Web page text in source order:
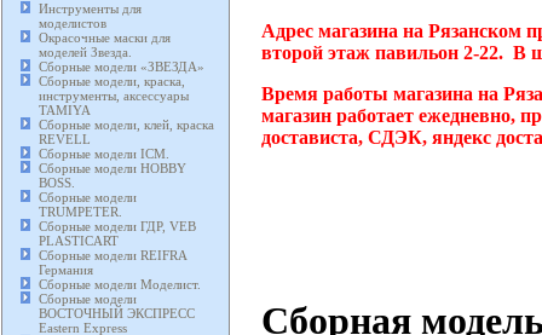
Инструменты для
моделистов
Окрасочные маски для
моделей Звезда.
Сборные модели «ЗВЕЗДА»
Сборные модели, краска,
инструменты, аксессуары
TAMIYA
Сборные модели, клей, краска
REVELL
Сборные модели ICM.
Сборные модели HOBBY
BOSS.
Сборные модели
TRUMPETER.
Сборные модели ГДР, VEB
PLASTICART
Сборные модели REIFRA
Германия
Сборные модели Моделист.
Сборные модели
ВОСТОЧНЫЙ ЭКСПРЕСС
Eastern Express
Адрес магазина на Рязанском
второй этаж павильон 2-22. В
Время работы магазина на
магазин работает ежедневно,
достависта, СДЭК, яндекс
Сборная